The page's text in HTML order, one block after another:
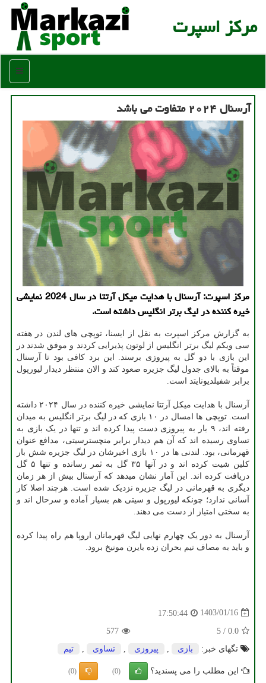
مركز اسپرت
منو
آرسنال ۲۰۲۴ متفاوت می باشد
مرکز اسپرت: آرسنال با هدایت میکل آرتتا در سال 2024 نمایشی
خیره کننده در لیگ برتر انگلیس داشته است.
به گزارش مرکز اسپرت به نقل از ایسنا، توپچی های لندن در هفته
سی ویکم لیگ برتر انگلیس از لوتون پذیرایی کردند و موفق شدند در
این بازی با دو گل به پیروزی برسند. این برد کافی بود تا آرسنال
موقتاً به بالای جدول لیگ جزیره صعود کند و الان منتظر دیدار لیورپول
برابر شفیلدیونایتد است.
آرسنال با هدایت میکل آرتتا نمایشی خیره کننده در سال ۲۰۲۴ داشته
است. توپچی ها امسال در ۱۰ بازی که در لیگ برتر انگلیس به میدان
رفته اند، ۹ بار به پیروزی دست پیدا کرده اند و تنها در یک بازی به
تساوی رسیده اند که آن هم دیدار برابر منچسترسیتی، مدافع عنوان
قهرمانی، بود. لندنی ها در ۱۰ بازی اخیرشان در لیگ جزیره شش بار
کلین شیت کرده اند و در آنها ۳۵ گل به ثمر رسانده و تنها ۵ گل
دریافت کرده اند. این آمار نشان میدهد که آرسنال بیش از هر زمان
دیگری به قهرمانی در لیگ جزیره نزدیک شده است. هرچند اصلا کار
آسانی ندارد؛ چونکه لیورپول و سیتی هم بسیار آماده و سرحال اند و
به سختی امتیاز از دست می دهند.
آرسنال به دور یک چهارم نهایی لیگ قهرمانان اروپا هم راه پیدا کرده
و باید به مصاف تیم بحران زده بایرن مونیخ برود.
1403/01/16
17:50:44
0.0
/
5
577
تگهای خبر:
بازی پیروزی تساوی تیم
این مطلب را می پسندید؟ (0)
(0)